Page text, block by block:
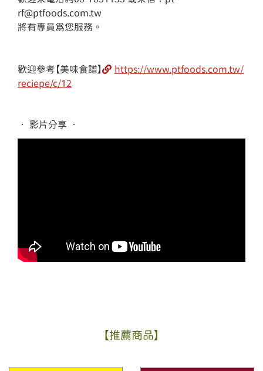
rf@ptfoods.com.tw
將有專員為您服務。
歡迎參考【美味食譜】
https://www.ptfoods.com.tw/
reciepe/c/12
• 影片分享 •
【推薦商品】